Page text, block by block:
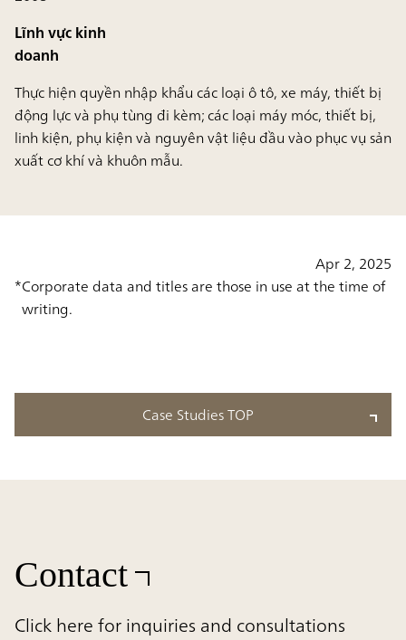
Lĩnh vực kinh
doanh
Thực hiện quyền nhập khẩu các loại ô tô, xe máy, thiết bị
động lực và phụ tùng đi kèm; các loại máy móc, thiết bị,
linh kiện, phụ kiện và nguyên vật liệu đầu vào phục vụ sản
xuất cơ khí và khuôn mẫu.
Apr 2, 2025
Corporate data and titles are those in use at the time of
writing.
Case Studies TOP
Contact
Click here for inquiries and consultations